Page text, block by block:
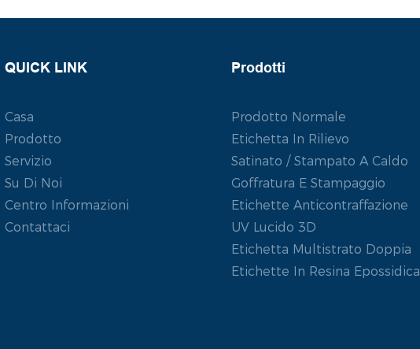
QUICK LINK
Casa
Prodotto
Servizio
Su Di Noi
Centro Informazioni
Contattaci
Prodotti
Prodotto Normale
Etichetta In Rilievo
Satinato / Stampato A Caldo
Goffratura E Stampaggio
Etichette Anticontraffazione
UV Lucido 3D
Etichetta Multistrato Doppia
Etichette In Resina Epossidica